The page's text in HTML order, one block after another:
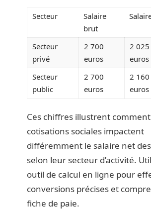
Secteur
Salaire
brut
Secteur
privé
2 700
euros
2
euros
Secteur
public
2 700
euros
2
euros
Ces chiffres illustrent
cotisations sociales impactent
différemment le salaire net
selon leur secteur d’activité.
outil de calcul en ligne pour
conversions précises et
fiche de paie.